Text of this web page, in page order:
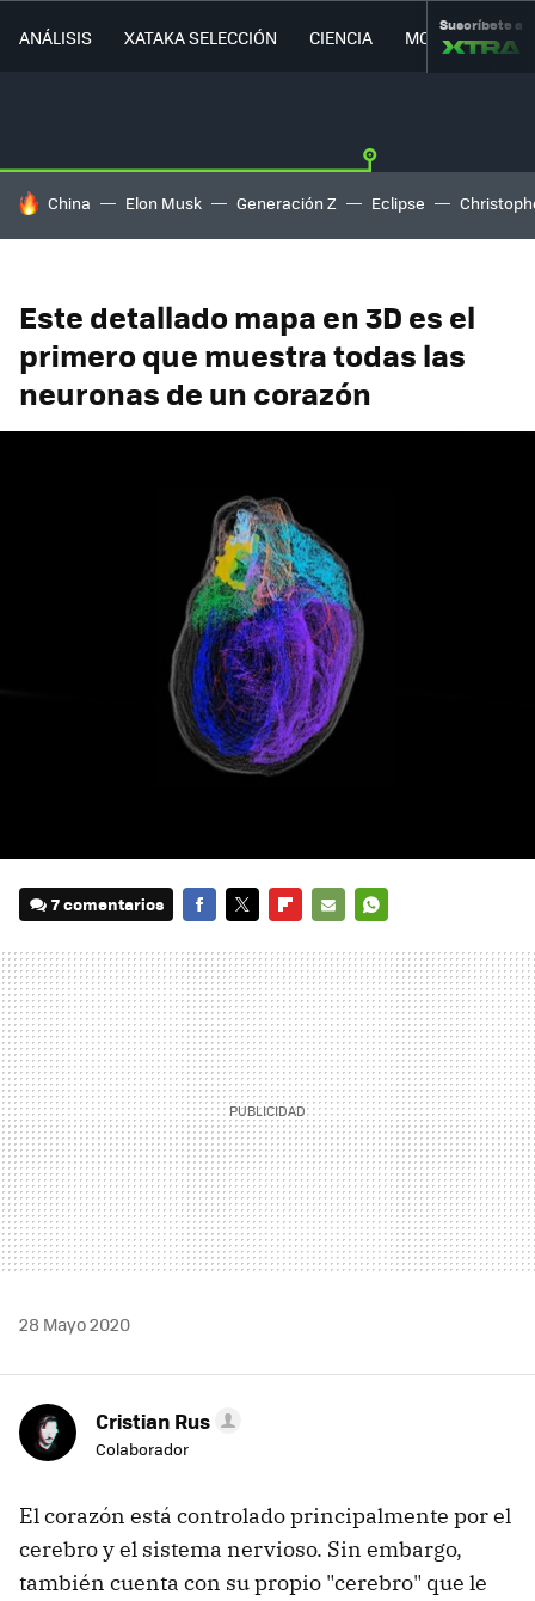
ANÁLISIS XATAKA SELECCIÓN CIENCIA MOVILIDAD
Suscríbete a
HOY SE HABLA DE
China Elon Musk Generación Z Eclipse
Este detallado mapa en 3D es el
primero que muestra todas las
neuronas de un corazón
7 comentarios
MAIL
28 Mayo 2020
Cristian Rus
Colaborador
El corazón está controlado principalmente por el
cerebro y el sistema nervioso. Sin embargo,
también cuenta con su propio "cerebro" que le